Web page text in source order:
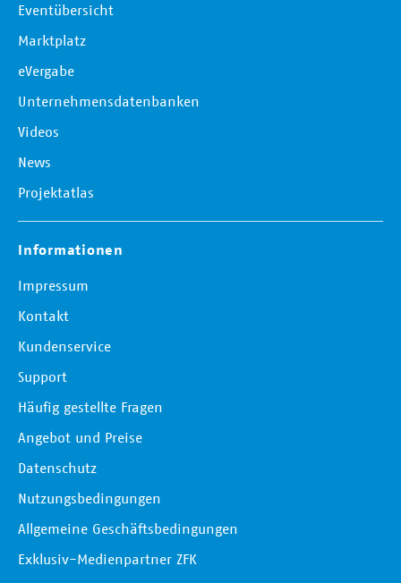
Eventübersicht
Marktplatz
eVergabe
Unternehmensdatenbanken
Videos
News
Projektatlas
Informationen
Impressum
Kontakt
Kundenservice
Support
Häufig gestellte Fragen
Angebot und Preise
Datenschutz
Nutzungsbedingungen
Allgemeine Geschäftsbedingungen
Exklusiv-Medienpartner ZFK